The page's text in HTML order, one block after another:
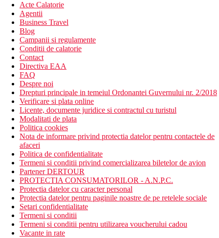
Acte Calatorie
Agentii
Business Travel
Blog
Campanii si regulamente
Conditii de calatorie
Contact
Directiva EAA
FAQ
Despre noi
Drepturi principale in temeiul Ordonantei Guvernului nr. 2/2018
Verificare si plata online
Licente, documente juridice si contractul cu turistul
Modalitati de plata
Politica cookies
Nota de informare privind protectia datelor pentru contactele de
afaceri
Politica de confidentialitate
Termeni si conditii privind comercializarea biletelor de avion
Partener DERTOUR
PROTECTIA CONSUMATORILOR - A.N.P.C.
Protectia datelor cu caracter personal
Protectia datelor pentru paginile noastre de pe retelele sociale
Setari confidentialitate
Termeni si conditii
Termeni si conditii pentru utilizarea voucherului cadou
Vacante in rate